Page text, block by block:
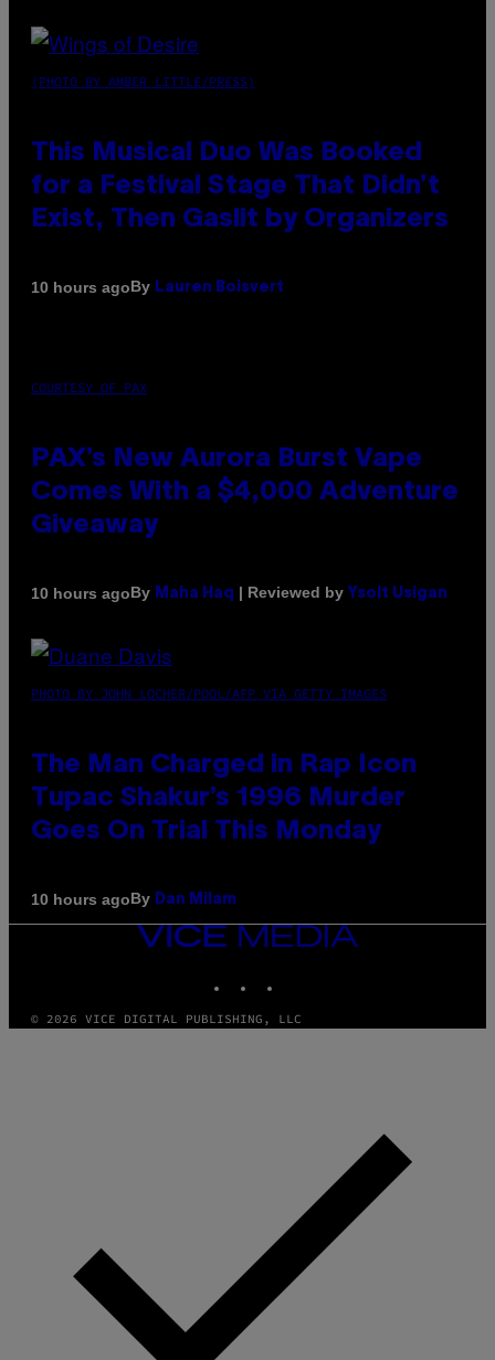
(PHOTO BY AMBER LITTLE/PRESS)
This Musical Duo Was Booked
for a Festival Stage That Didn’t
Exist, Then Gaslit by Organizers
10 hours agoBy Lauren Boisvert
COURTESY OF PAX
PAX’s New Aurora Burst Vape
Comes With a $4,000 Adventure
Giveaway
10 hours agoBy Maha Haq | Reviewed by Ysolt Usigan
PHOTO BY JOHN LOCHER/POOL/AFP VIA GETTY IMAGES
The Man Charged in Rap Icon
Tupac Shakur’s 1996 Murder
Goes On Trial This Monday
10 hours agoBy Dan Milam
VICE
MEDIA
© 2026 VICE DIGITAL PUBLISHING, LLC